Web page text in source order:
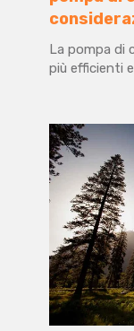
La pompa di
più efficienti